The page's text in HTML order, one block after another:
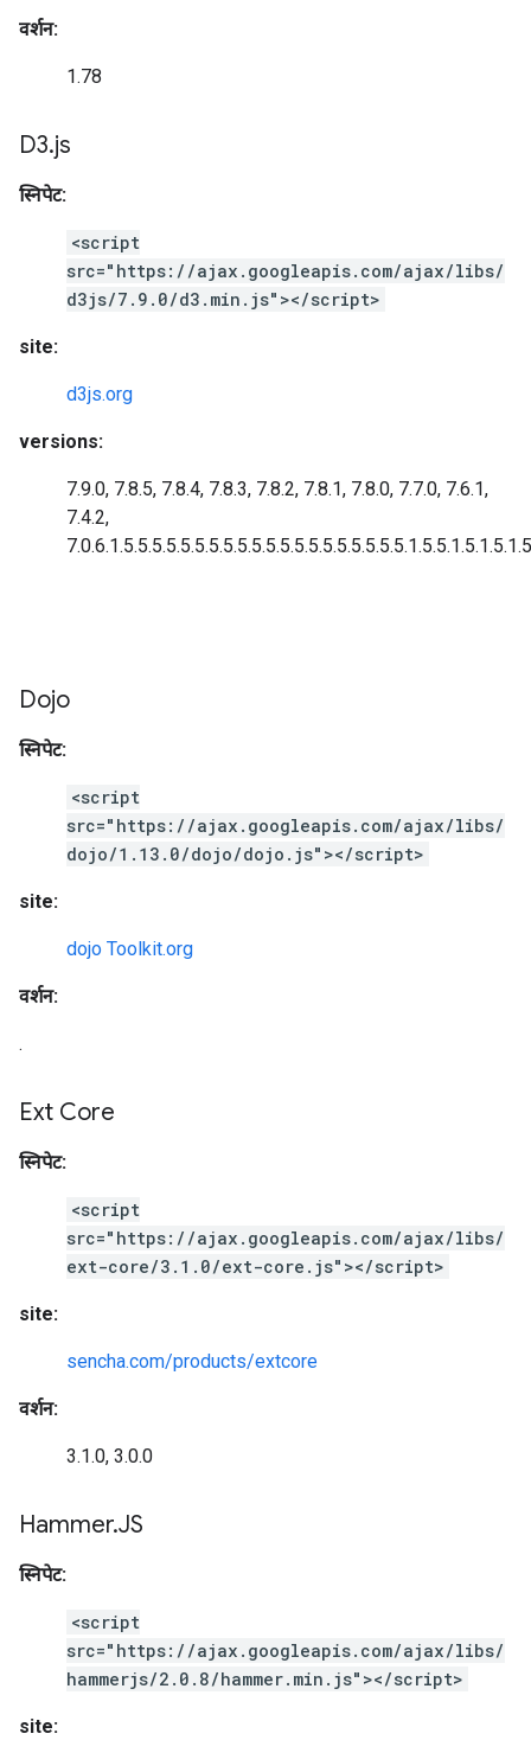
वर्शन:
1.78
D3.js
स्निपेट:
<script
src="https://ajax.googleapis.com/ajax/libs/
d3js/7.9.0/d3.min.js"></script>
site:
d3js.org
versions:
7.9.0, 7.8.5, 7.8.4, 7.8.3, 7.8.2, 7.8.1, 7.8.0, 7.7.0, 7.6.1,
7.4.2,
Dojo
स्निपेट:
<script
src="https://ajax.googleapis.com/ajax/libs/
dojo/1.13.0/dojo/dojo.js"></script>
site:
dojo Toolkit.org
वर्शन:
.
Ext Core
स्निपेट:
<script
src="https://ajax.googleapis.com/ajax/libs/
ext-core/3.1.0/ext-core.js"></script>
site:
sencha.com/products/extcore
वर्शन:
3.1.0, 3.0.0
Hammer.JS
स्निपेट:
<script
src="https://ajax.googleapis.com/ajax/libs/
hammerjs/2.0.8/hammer.min.js"></script>
site: